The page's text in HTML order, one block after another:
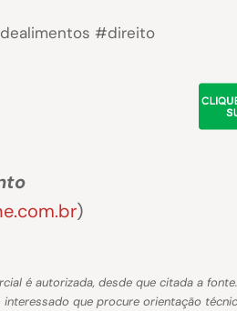
#direito
)
é autorizada, desde que citada a fonte.
interessado que procure orientação